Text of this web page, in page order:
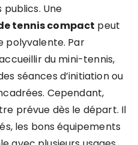
publics. Une
tennis compact peut
polyvalente. Par
du mini-tennis,
séances d’initiation ou
Cependant,
prévue dès le départ. Il
les bons équipements